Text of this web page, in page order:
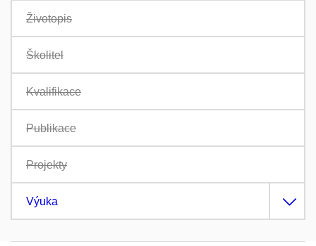
Životopis
Školitel
Kvalifikace
Publikace
Projekty
Výuka